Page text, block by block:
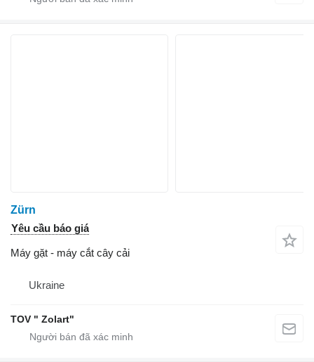
Zürn
Yêu cầu báo giá
Máy gặt - máy cắt cây cải
Ukraine
TOV " Zolart"